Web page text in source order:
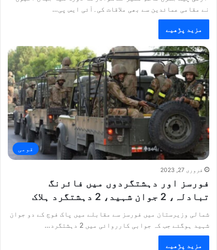
نے مقامی عمائدین سے بھی ملاقات کی۔آئی ایس پی…
مزید پڑھیے
قومی
فروری 27, 2023
فورسز اور دہشتگردوں میں فائرنگ
تبادلہ، 2 جوان شہید، 2 دہشتگرد ہلاک
شمالی وزیرستان میں فورسز سے مقابلے میں پاک فوج کے دو جوان
شہید ہوگئے جب کہ جوابی کارروائی میں 2 دہشتگرد…
مزید پڑھیے